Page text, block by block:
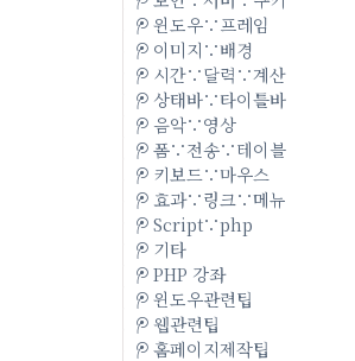
윈도우∵프레임
이미지∵배경
시간∵달력∵계산
상태바∵타이틀바
음악∵영상
폼∵전송∵테이블
키보드∵마우스
효과∵링크∵메뉴
Script∵php
기타
PHP 강좌
윈도우관련팁
웹관련팁
홈페이지제작팁